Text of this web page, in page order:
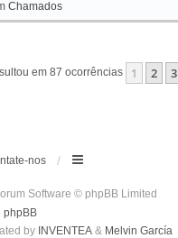
Chamados
em 87 ocorrências 1 2 3
nos
Software © phpBB Limited
phpBB
by INVENTEA & Melvin García